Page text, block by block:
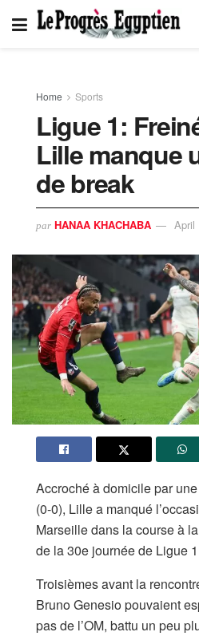
Home Sports
Ligue 1:
Lille manque
de break
par HANAA KHACHABA April
Accroché à domicile par
(0-0), Lille a manqué
Marseille dans la course à
de la 30e journée de Ligue
Troisièmes avant la
Bruno Genesio pouvaient
pas de l’OM, battu un peu